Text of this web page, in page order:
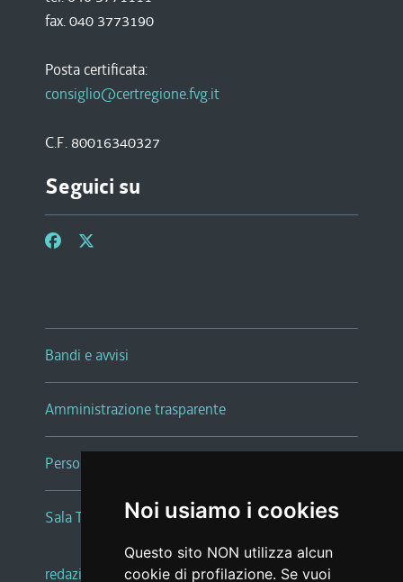
Noi usiamo i cookies
Questo sito NON utilizza alcun
cookie di profilazione. Se vuoi
fax. 040 3773190
Posta certificata:
consiglio@certregione.fvg.it
C.F. 80016340327
Seguici su
Bandi e avvisi
Amministrazione trasparente
Persone e Uffici
Sala Tiziano Tessitori
redazione web |note legali |glossario